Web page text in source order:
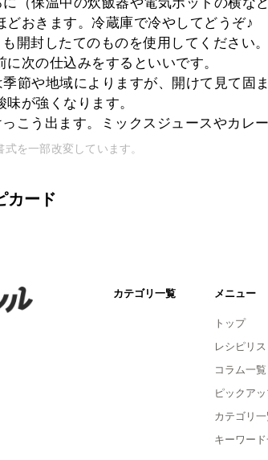
どおきます。冷蔵庫で冷やしてどうぞ♪
開封したてのものを使用してください
次の仕込みをするといいです。
節や地域によりますが、開けて見て固
が強くなります。
こう出ます。ミックスジュースやカレ
を一部改変しています。
カード
カテゴリ一覧 メニュー
トップ
レシピリス
コラム一覧
ピックア
カテゴリ
キーワー